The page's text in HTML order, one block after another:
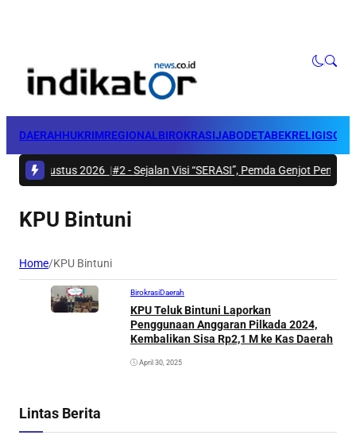
DAERAHHUKRIMREGIONALBIROKRASIJABODETABEKRELIGI
Jadwal Groundbreaking Dermaga Pelabuhan Babo Dipastikan 5 Agustus 2026|#2 -Sejalan Visi “SERASI”, Pemda Genjot
KPU Bintuni
Home/KPU Bintuni
BirokrasiDaerah
KPU Teluk Bintuni Laporkan
Penggunaan Anggaran Pilkada 2024,
Kembalikan Sisa Rp2,1 M ke Kas Daerah
April 30, 2025
Lintas Berita